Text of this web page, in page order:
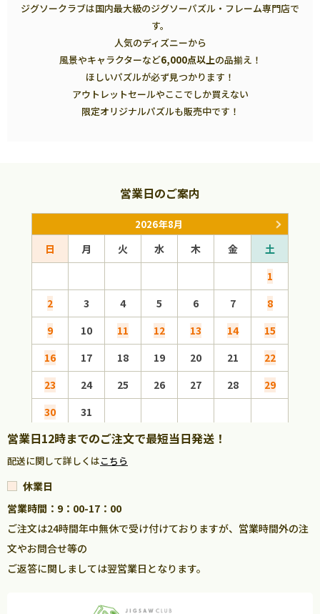
ジグソークラブは国内最大級のジグソーパズル・フレーム専門店で
す。
人気のディズニーから
風景やキャラクターなど6,000点以上の品揃え！
ほしいパズルが必ず見つかります！
アウトレットセールやここでしか買えない
限定オリジナルパズルも販売中です！
営業日のご案内
2026年8月
日 月 火 水 木 金
土
1
2
3 4 5 6 7
8
9
10 11 12 13 14
15
16
17 18 19 20 21
22
23
24 25 26 27 28
29
30
31
営業日12時までのご注文で最短当日発送！
配送に関して詳しくはこちら
休業日
営業時間：9：00-17：00
ご注文は24時間年中無休で受け付けておりますが、営業時間外の注
文やお問合せ等の
ご返答に関しましては翌営業日となります。